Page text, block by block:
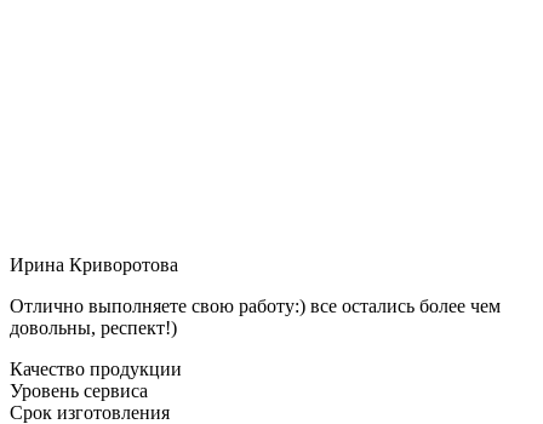
Ирина Криворотова
Отлично выполняете свою работу:) все остались более чем
довольны, респект!)
Качество продукции
Уровень сервиса
Срок изготовления